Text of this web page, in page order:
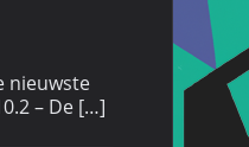
nieuwste
– De […]